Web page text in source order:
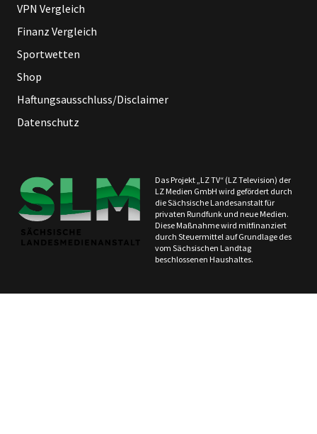
VPN Vergleich
Finanz Vergleich
Sportwetten
Shop
Haftungsausschluss/Disclaimer
Datenschutz
Das Projekt „LZ TV“ (LZ Television) der
LZ Medien GmbH wird gefördert durch
die Sächsische Landesanstalt für
privaten Rundfunk und neue Medien.
Diese Maßnahme wird mitfinanziert
durch Steuermittel auf Grundlage des
vom Sächsischen Landtag
beschlossenen Haushaltes.